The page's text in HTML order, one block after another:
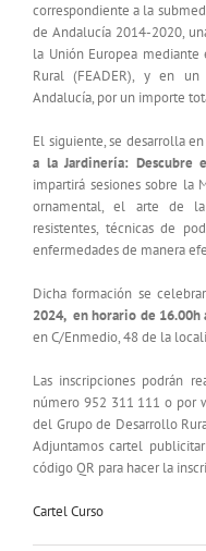
correspondiente a la
de Andalucía 2014-2020,
la Unión Europea
Rural (FEADER), y en
Andalucía, por un importe
El siguiente, se desarrolla
a la Jardinería:
impartirá sesiones sobre la
ornamental, el arte de
resistentes, técnicas de
enfermedades de manera
Dicha formación se
2024, en horario de 16.00h
en C/Enmedio, 48 de la
Las inscripciones podrán
número 952 311 111 o por
del Grupo de Desarrollo
Adjuntamos cartel
código QR para hacer la
Cartel Curso